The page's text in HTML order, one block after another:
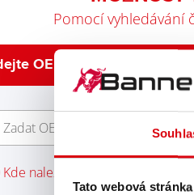
Tato webová
Pomocí vyhledávání
OE číslo namontované
Kde naleznu informace?